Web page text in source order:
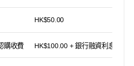
HK$50.00
購收費 HK$100.00 + 銀行融資利息